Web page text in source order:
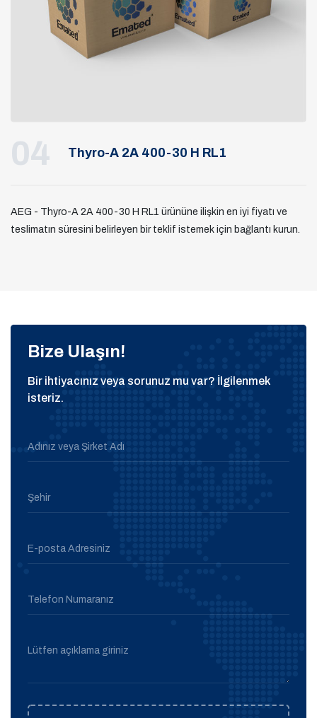
04 Thyro-A 2A 400-30 H RL1
AEG - Thyro-A 2A 400-30 H RL1 ürününe ilişkin en iyi fiyatı ve
teslimatın süresini belirleyen bir teklif istemek için bağlantı kurun.
Bize Ulaşın!
Bir ihtiyacınız veya sorunuz mu var? İlgilenmek
isteriz.
Adınız veya Şirket Adı
Şehir
E-posta Adresiniz
Telefon Numaranız
Lütfen açıklama giriniz